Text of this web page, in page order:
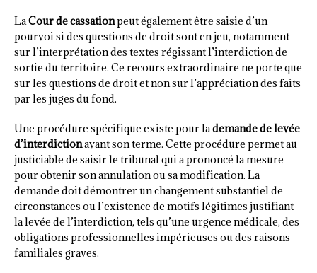
LaCour de cassationpeut également être saisie d’un
pourvoi si des questions de droit sont en jeu, notamment
sur l’interprétation des textes régissant l’interdiction de
sortie du territoire. Ce recours extraordinaire ne porte que
sur les questions de droit et non sur l’appréciation des faits
par les juges du fond.
Une procédure spécifique existe pour lademande de levée
d’interdictionavant son terme. Cette procédure permet au
justiciable de saisir le tribunal qui a prononcé la mesure
pour obtenir son annulation ou sa modification. La
demande doit démontrer un changement substantiel de
circonstances ou l’existence de motifs légitimes justifiant
la levée de l’interdiction, tels qu’une urgence médicale, des
obligations professionnelles impérieuses ou des raisons
familiales graves.